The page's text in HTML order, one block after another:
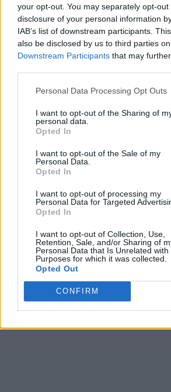
your opt-out. You may separately opt-
disclosure of your personal information
IAB’s list of downstream participants.
also be disclosed by us to third parties
Downstream Participants that may
Personal Data Processing Opt Outs
I want to opt-out of the Sharing of
personal data.
Opted In
I want to opt-out of the Sale of my
Personal Data.
Opted In
I want to opt-out of processing my
Personal Data for Targeted
Opted In
I want to opt-out of Collection, Use,
Retention, Sale, and/or Sharing of
Personal Data that Is Unrelated with
Purposes for which it was collected.
Opted Out
CONFIRM
o un giocatore alla Simeone, che si è
pronto quando è stato chiamato. Ha
all’ombra del Vesuvio. Adesso, serve un
Sarri è andato all’Atalanta, purtroppo, lo